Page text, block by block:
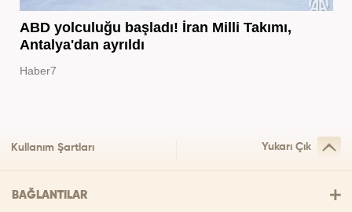
ABD yolculuğu başladı! İran Milli Takımı,
Antalya'dan ayrıldı
Haber7
Kullanım Şartları Yukarı Çık
BAĞLANTILAR